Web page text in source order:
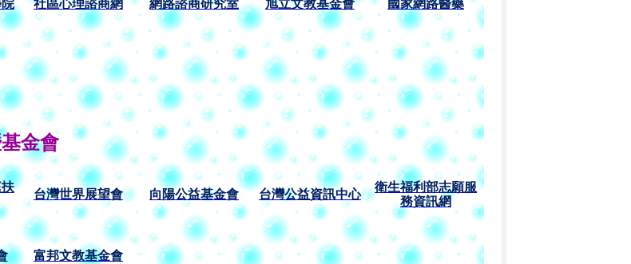
社區心理諮商網 網路諮商研究室 旭立文教基金會 國家網路醫藥
金會
台灣世界展望會 向陽公益基金會 台灣公益資訊中心
衛生福利部志願服
務資訊網
富邦文教基金會